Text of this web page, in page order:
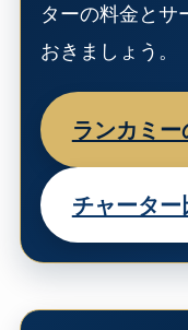
ターの料金とサ
おきましょう。
ランカミ
チャータ